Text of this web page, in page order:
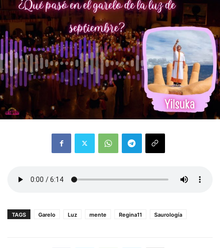
TAGS Garelo Luz mente Regina11 Saurología